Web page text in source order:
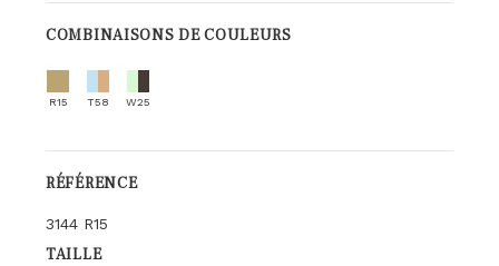
COMBINAISONS DE COULEURS
R15 T58 W25
RÉFÉRENCE
3144 R15
TAILLE